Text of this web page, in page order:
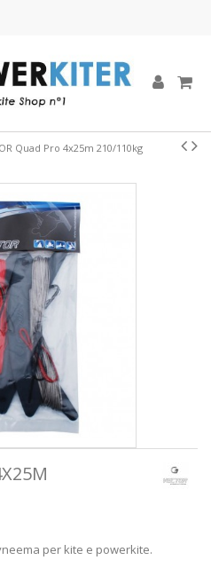
Quad Pro 4x25m 210/110kg
per kite e powerkite.